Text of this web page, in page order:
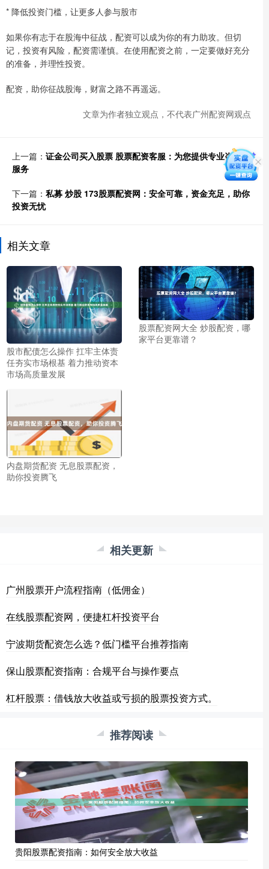
* 降低投资门槛，让更多人参与股市
如果你有志于在股海中征战，配资可以成为你的有力助攻。但切
记，投资有风险，配资需谨慎。在使用配资之前，一定要做好充分
的准备，并理性投资。
配资，助你征战股海，财富之路不再遥远。
文章为作者独立观点，不代表广州配资网观点
上一篇： 证金公司买入股票 股票配资客服：为您提供专业咨询和
服务
下一篇： 私募 炒股 173股票配资网：安全可靠，资金充足，助你
投资无忧
相关文章
股市配债怎么操作 扛牢主体责
任夯实市场根基 着力推动资本
市场高质量发展
股票配资网大全 炒股配资，哪
家平台更靠谱？
内盘期货配资 无息股票配资，
助你投资腾飞
相关更新
广州股票开户流程指南（低佣金）
在线股票配资网，便捷杠杆投资平台
宁波期货配资怎么选？低门槛平台推荐指南
保山股票配资指南：合规平台与操作要点
杠杆股票：借钱放大收益或亏损的股票投资方式。
推荐阅读
贵阳股票配资指南：如何安全放大收益